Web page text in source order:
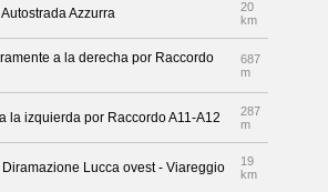
Azzurra
20
km
a la derecha por Raccordo
687
m
la izquierda por Raccordo A11-A12
287
m
Lucca ovest - Viareggio
19
km